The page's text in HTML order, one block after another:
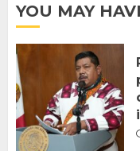
YOU MAY